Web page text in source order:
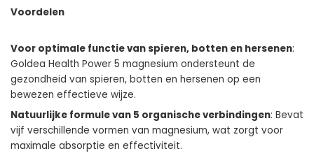
Voordelen
Voor optimale functie van spieren, botten en hersenen:
Goldea Health Power 5 magnesium ondersteunt de
gezondheid van spieren, botten en hersenen op een
bewezen effectieve wijze.
Natuurlijke formule van 5 organische verbindingen: Bevat
vijf verschillende vormen van magnesium, wat zorgt voor
maximale absorptie en effectiviteit.